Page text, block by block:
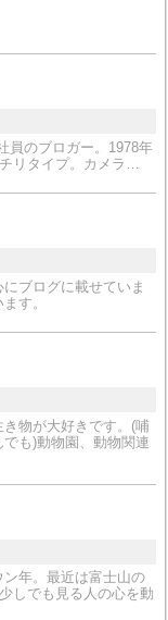
員のブロガー。1978年
リタイプ。カメラ…
ブログに載せていま
す。
物が大好きです。(哺
も)動物園、動物関連
年。最近は富士山の
しでも見る人の心を動